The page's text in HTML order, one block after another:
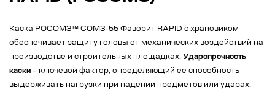
Каска РОСОМЗ™ СОМЗ-55 Фаворит RAPID с храповиком
обеспечивает защиту головы от механических воздействий на
производстве и строительных площадках. Ударопрочность
каски – ключевой фактор, определяющий ее способность
выдерживать нагрузки при падении предметов или ударах.